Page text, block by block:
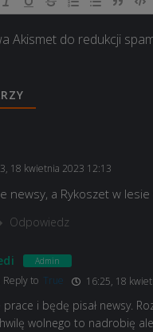
Akismet do redukcji
18 kwietnia 2023 12:13
newsy, a Rykoszet w
Odpowiedz
Admin
Reply to True 16:25, 18
prace i będę pisał newsy.
wolnego to nadrobię